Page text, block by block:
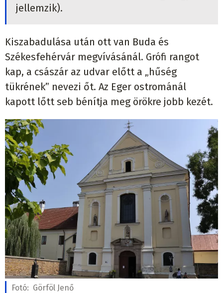
jellemzik).
Kiszabadulása után ott van Buda és
Székesfehérvár megvívásánál. Grófi rangot
kap, a császár az udvar előtt a „hűség
tükrének” nevezi őt. Az Eger ostrománál
kapott lőtt seb bénítja meg örökre jobb kezét.
Fotó: Görföl Jenő